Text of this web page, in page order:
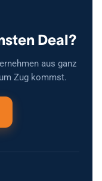
Deal?
aus ganz
Zug kommst.